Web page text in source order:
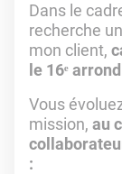
Dans le
recherche un
mon client,
le 16ᵉ
Vous
mission, au
: